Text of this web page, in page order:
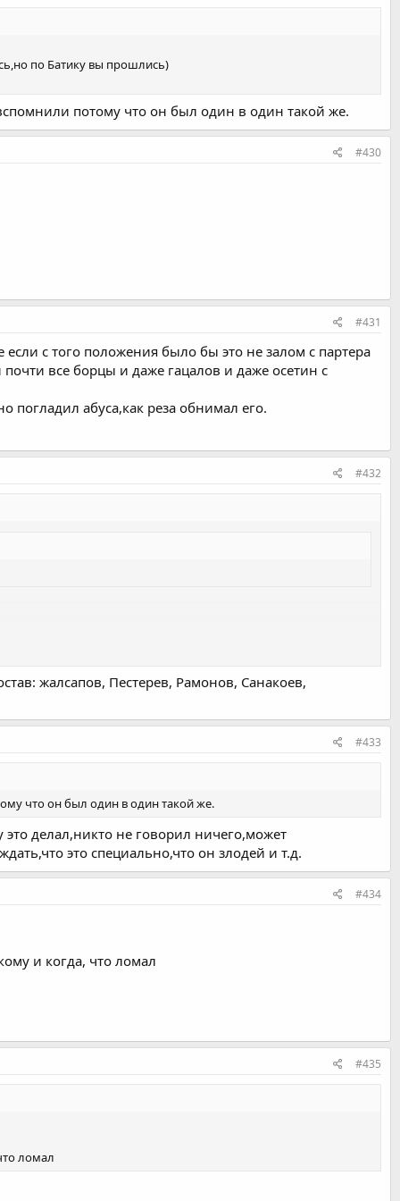
по Батику вы прошлись)
потому что он был один в один такой же.
#430
#431
с того положения было бы это не залом с партера
все борцы и даже гацалов и даже осетин с
погладил абуса,как реза обнимал его.
#432
жалсапов, Пестерев, Рамонов, Санакоев,
#433
что он был один в один такой же.
делал,никто не говорил ничего,может
это специально,что он злодей и т.д.
#434
и когда, что ломал
#435
ломал